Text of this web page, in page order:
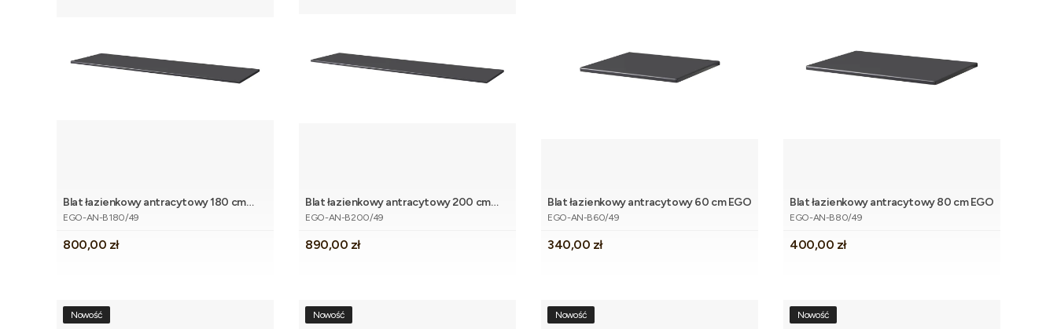
Dodaj do koszyka
Blat łazienkowy antracytowy 180 cm
EGO
Kod produktu
EGO-AN-B180/49
Cena
800,00 zł
Dodaj do koszyka
Blat łazienkowy antracytowy 200 cm
EGO
Kod produktu
EGO-AN-B200/49
Cena
890,00 zł
Dodaj do koszyka
Blat łazienkowy antracytowy 60 cm EGO
Kod produktu
EGO-AN-B60/49
Cena
340,00 zł
Dodaj do koszyka
Blat łazienkowy antracytowy 80 cm EGO
Kod produktu
EGO-AN-B80/49
Cena
400,00 zł
Nowość Nowość Nowość Nowość